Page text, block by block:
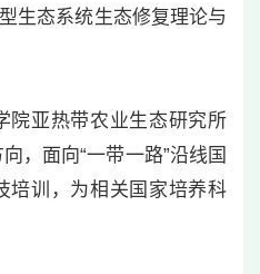
生态系统生态修复理论与
亚热带农业生态研究所
，面向“一带一路”沿线国
培训，为相关国家培养科